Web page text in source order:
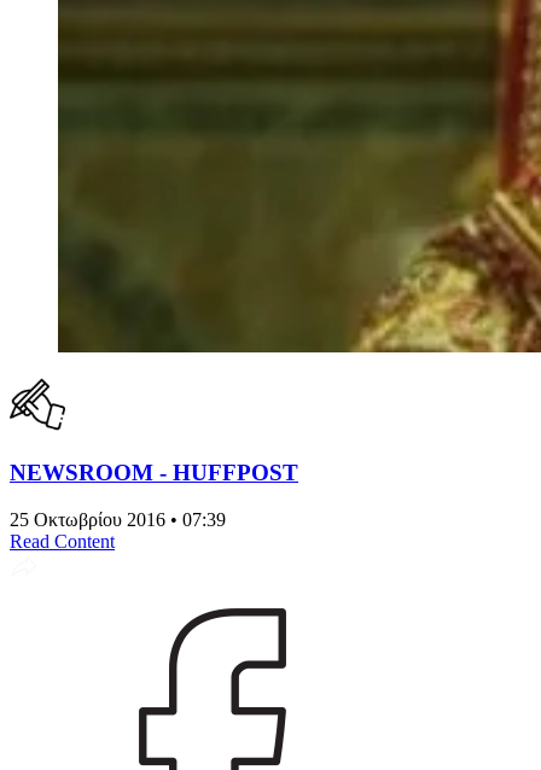
NEWSROOM - HUFFPOST
25 Οκτωβρίου 2016 • 07:39
Read Content